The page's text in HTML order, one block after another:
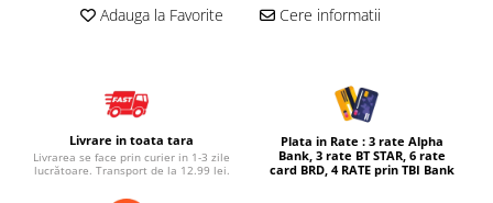
Tarc joaca copii
Corturi copii
Adauga la Favorite Cere informatii
Livrare in toata tara
Livrarea se face prin curier in 1-3 zile
lucrătoare. Transport de la 12.99 lei.
Plata in Rate : 3 rate Alpha
Bank, 3 rate BT STAR, 6 rate
card BRD, 4 RATE prin TBI Bank